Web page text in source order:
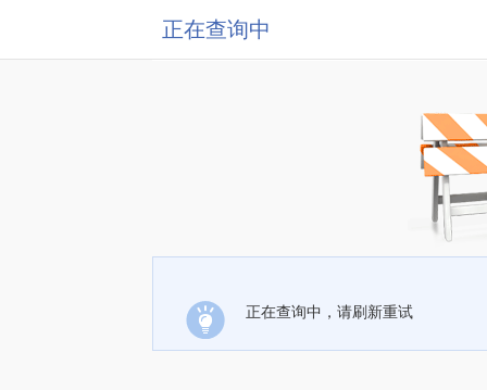
正在查询中
正在查询中，请刷新重试